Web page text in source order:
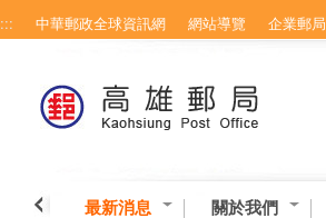
跳到主要內容區塊
::: 中華郵政全球資訊網 網站導覽 企業郵局
最新消息 關於我們